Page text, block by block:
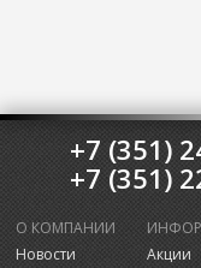
+7 (351)
+7 (351)
О КОМПАНИИ
Новости
Акции